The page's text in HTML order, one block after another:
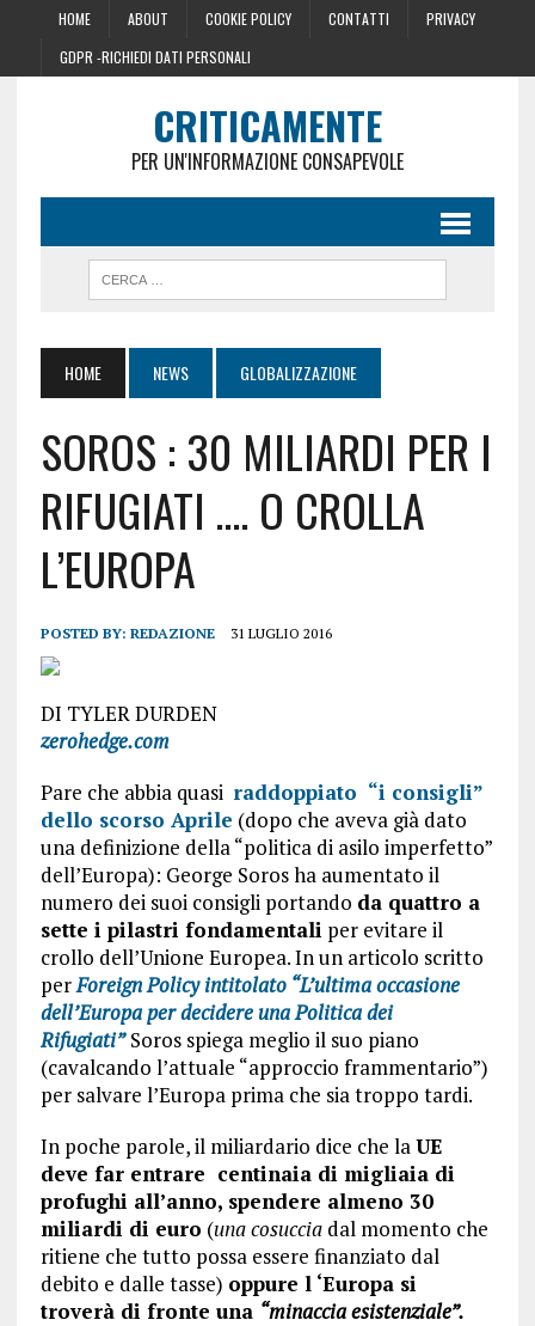
HOME ABOUT COOKIE POLICY CONTATTI
PRIVACY
GDPR -RICHIEDI DATI PERSONALI
CRITICAMENTE
PER UN'INFORMAZIONE CONSAPEVOLE
HOME NEWS GLOBALIZZAZIONE
SOROS : 30 MILIARDI PER I
RIFUGIATI …. O CROLLA
L’EUROPA
POSTED BY: REDAZIONE 31 LUGLIO 2016
DI TYLER DURDEN
zerohedge.com
Pare che abbia quasi raddoppiato “i consigli”
dello scorso Aprile (dopo che aveva già dato
una definizione della “politica di asilo imperfetto”
dell’Europa): George Soros ha aumentato il
numero dei suoi consigli portando da quattro a
sette i pilastri fondamentali per evitare il
crollo dell’Unione Europea. In un articolo scritto
perForeign Policy intitolato “L’ultima occasione
dell’Europa per decidere una Politica dei
Rifugiati”Soros spiega meglio il suo piano
(cavalcando l’attuale “approccio frammentario”)
per salvare l’Europa prima che sia troppo tardi.
In poche parole, il miliardario dice che laUE
deve far entrare centinaia di migliaia di
profughi all’anno, spendere almeno 30
miliardi di euro (una cosucciadal momento che
ritiene che tutto possa essere finanziato dal
debito e dalle tasse) oppure l ‘Europa si
troverà di fronte una “minaccia esistenziale”.